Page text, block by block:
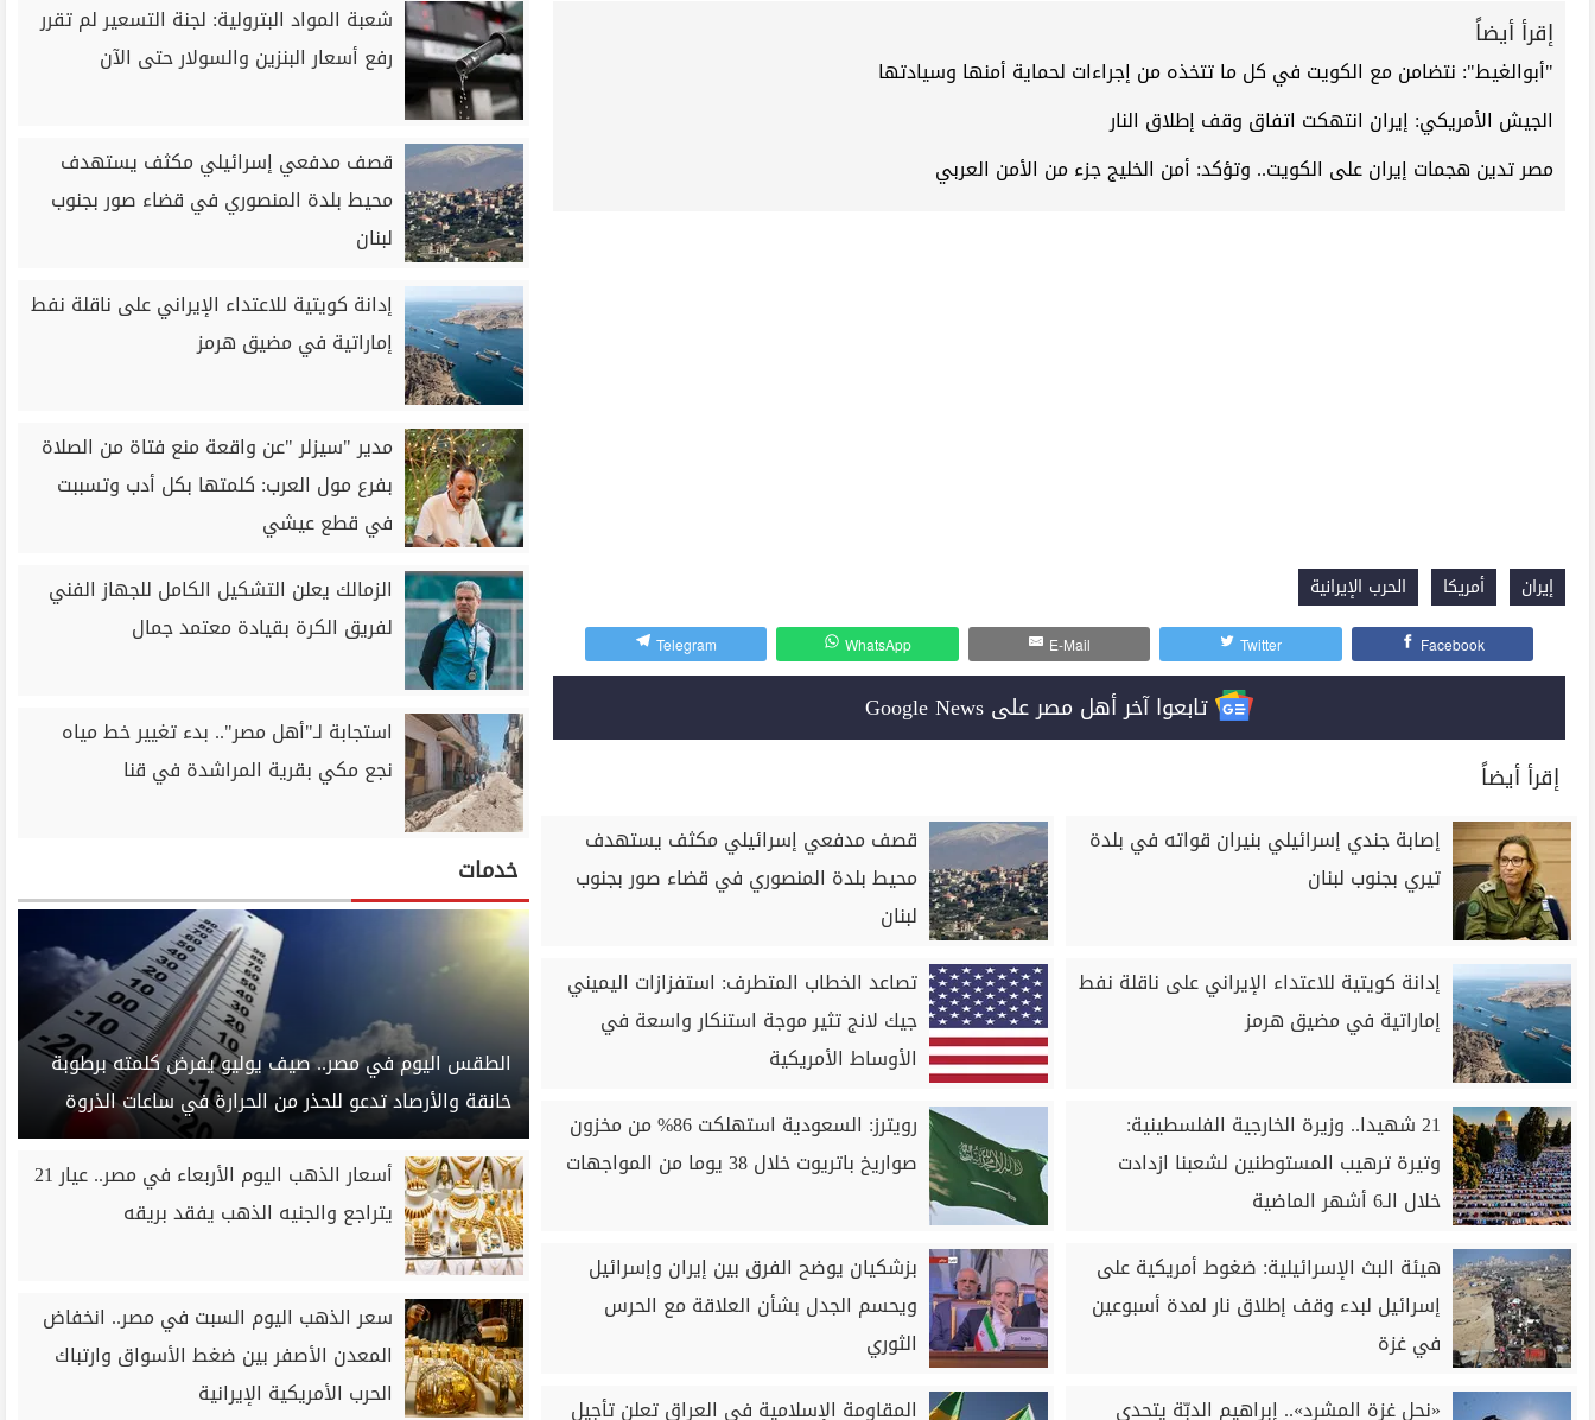
إقرأ أيضاً
"أبوالغيط": نتضامن مع الكويت في كل ما تتخذه من إجراءات لحماية أمنها وسيادتها
الجيش الأمريكي: إيران انتهكت اتفاق وقف إطلاق النار
مصر تدين هجمات إيران على الكويت.. وتؤكد: أمن الخليج جزء من الأمن العربي
إيران أمريكا الحرب الإيرانية
Facebook
Twitter
E-Mail
WhatsApp
Telegram
تابعوا آخر أهل مصر على Google News
إقرأ أيضاً
إصابة جندي إسرائيلي بنيران قواته في بلدة
تيري بجنوب لبنان
قصف مدفعي إسرائيلي مكثف يستهدف
محيط بلدة المنصوري في قضاء صور بجنوب
لبنان
إدانة كويتية للاعتداء الإيراني على ناقلة نفط
إماراتية في مضيق هرمز
تصاعد الخطاب المتطرف: استفزازات اليميني
جيك لانج تثير موجة استنکار واسعة في
الأوساط الأمريكية
21 شهيدا.. وزيرة الخارجية الفلسطينية:
وتيرة ترهيب المستوطنين لشعبنا ازدادت
خلال الـ6 أشهر الماضية
رويترز: السعودية استهلكت 86% من مخزون
صواريخ باتريوت خلال 38 يوما من المواجهات
هيئة البث الإسرائيلية: ضغوط أمريكية على
إسرائيل لبدء وقف إطلاق نار لمدة أسبوعين
في غزة
بزشكيان يوضح الفرق بين إيران وإسرائيل
ويحسم الجدل بشأن العلاقة مع الحرس
الثوري
«نحل غزة المشرد».. إبراهيم الدبّة يتحدى
المقاومة الإسلامية في العراق تعلن تأجيل
شعبة المواد البترولية: لجنة التسعير لم تقرر
رفع أسعار البنزين والسولار حتى الآن
قصف مدفعي إسرائيلي مكثف يستهدف
محيط بلدة المنصوري في قضاء صور بجنوب
لبنان
إدانة كويتية للاعتداء الإيراني على ناقلة نفط
إماراتية في مضيق هرمز
مدير "سيزلر "عن واقعة منع فتاة من الصلاة
بفرع مول العرب: كلمتها بكل أدب وتسببت
في قطع عيشي
الزمالك يعلن التشكيل الكامل للجهاز الفني
لفريق الكرة بقيادة معتمد جمال
استجابة لـ"أهل مصر".. بدء تغيير خط مياه
نجع مكي بقرية المراشدة في قنا
خدمات
الطقس اليوم في مصر.. صيف يوليو يفرض كلمته برطوبة
خانقة والأرصاد تدعو للحذر من الحرارة في ساعات الذروة
أسعار الذهب اليوم الأربعاء في مصر.. عيار 21
يتراجع والجنيه الذهب يفقد بريقه
سعر الذهب اليوم السبت في مصر.. انخفاض
المعدن الأصفر بين ضغط الأسواق وارتباك
الحرب الأمريكية الإيرانية